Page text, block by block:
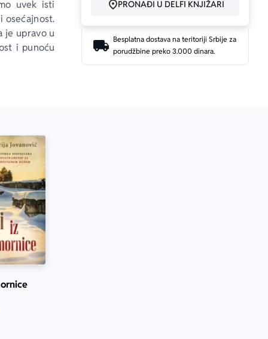
uvek isti
osećajnost.
je upravo u
i punoću
stvarnog
romana
iz tog
tako
traga za
i
pero
PRONAĐI U DELFI KNJIŽARI
Besplatna dostava na teritoriji Srbije za
porudžbine preko 3.000 dinara.
ocena je 4.8 od 5